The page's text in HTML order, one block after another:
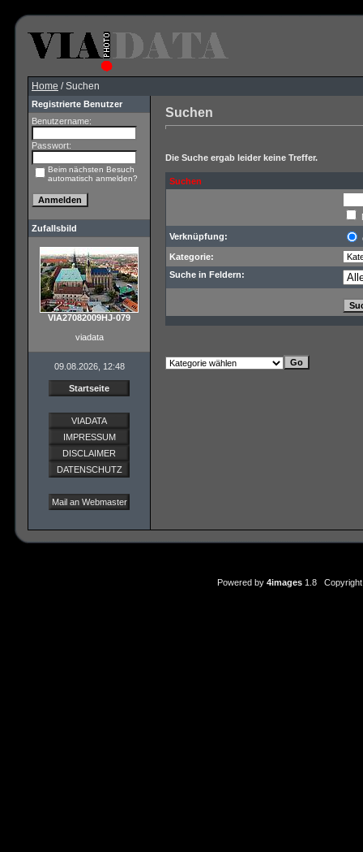
Home / Suchen
Registrierte Benutzer
Benutzername:
Passwort:
Beim nächsten Besuch
automatisch anmelden?
Zufallsbild
VIA27082009HJ-079
viadata
09.08.2026, 12:48
Startseite
VIADATA
IMPRESSUM
DISCLAIMER
DATENSCHUTZ
Mail an Webmaster
Suchen
Die Suche ergab leider keine Treffer.
Suchen
Verknüpfung:
Kategorie:
Suche in Feldern:
Powered by 4images1.8 Copyright